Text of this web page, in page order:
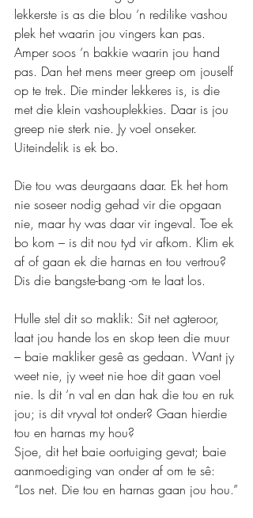
lekkerste is as die blou ‘n redilike vashou
plek het waarin jou vingers kan pas.
Amper soos ‘n bakkie waarin jou hand
pas. Dan het mens meer greep om jouself
op te trek. Die minder lekkeres is, is die
met die klein vashouplekkies. Daar is jou
greep nie sterk nie. Jy voel onseker.
Uiteindelik is ek bo.
Die tou was deurgaans daar. Ek het hom
nie soseer nodig gehad vir die opgaan
nie, maar hy was daar vir ingeval. Toe ek
bo kom – is dit nou tyd vir afkom. Klim ek
af of gaan ek die harnas en tou vertrou?
Dis die bangste-bang -om te laat los.
Hulle stel dit so maklik: Sit net agteroor,
laat jou hande los en skop teen die muur
– baie makliker gesê as gedaan. Want jy
weet nie, jy weet nie hoe dit gaan voel
nie. Is dit ‘n val en dan hak die tou en ruk
jou; is dit vryval tot onder? Gaan hierdie
tou en harnas my hou?
Sjoe, dit het baie oortuiging gevat; baie
aanmoediging van onder af om te sê:
“Los net. Die tou en harnas gaan jou hou.”